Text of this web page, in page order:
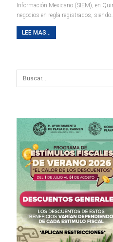
Información Mexicano (SIEM), en
negocios en regla registrados, siendo
LEE MAS...